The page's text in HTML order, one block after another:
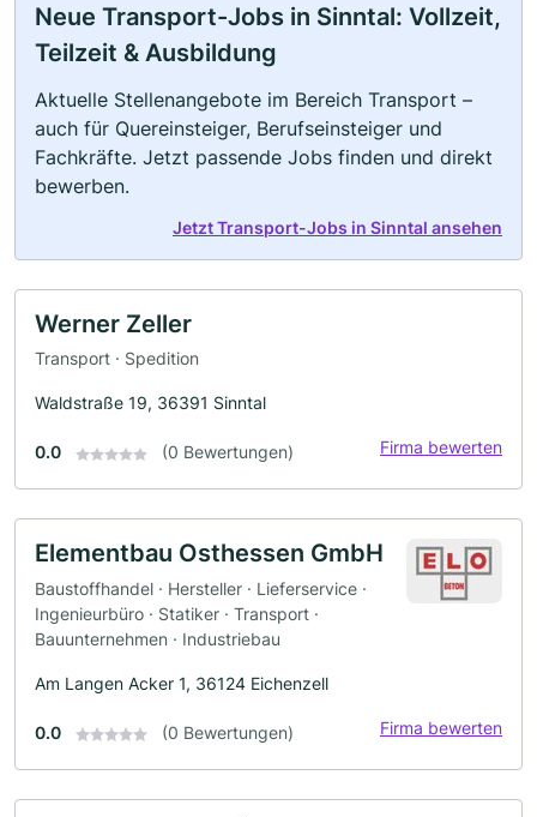
Neue Transport-Jobs in Sinntal: Vollzeit,
Teilzeit & Ausbildung
Aktuelle Stellenangebote im Bereich Transport –
auch für Quereinsteiger, Berufseinsteiger und
Fachkräfte. Jetzt passende Jobs finden und direkt
bewerben.
Jetzt Transport-Jobs in Sinntal ansehen
Werner Zeller
Transport · Spedition
Waldstraße 19, 36391 Sinntal
0.0 (0 Bewertungen) Firma bewerten
Elementbau Osthessen GmbH
Baustoffhandel · Hersteller · Lieferservice ·
Ingenieurbüro · Statiker · Transport ·
Bauunternehmen · Industriebau
Am Langen Acker 1, 36124 Eichenzell
0.0 (0 Bewertungen) Firma bewerten